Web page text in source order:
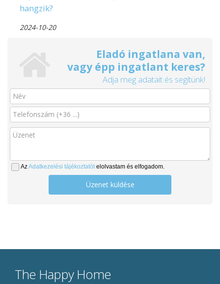
hangzik?
2024-10-20
Eladó ingatlana van,
vagy épp ingatlant keres?
Adja meg adatait és segítünk!
AzAdatkezelési tájékoztatótelolvastam és elfogadom.
Üzenet küldése
The Happy Home